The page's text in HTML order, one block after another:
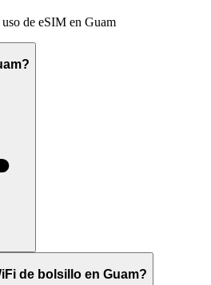
de eSIM en Guam
de bolsillo en Guam?